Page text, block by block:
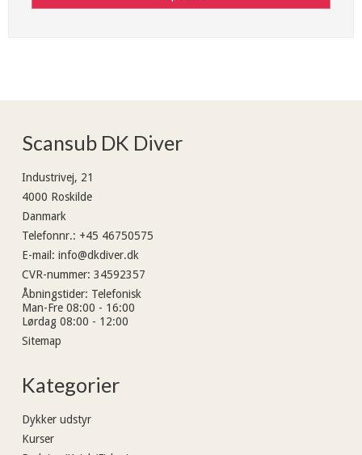
Scansub DK Diver
Industrivej, 21
4000 Roskilde
Danmark
Telefonnr.: +45 46750575
E-mail : info@dkdiver.dk
CVR-nummer: 34592357
Åbningstider: Telefonisk
Man-Fre 08:00 - 16:00
Lørdag 08:00 - 12:00
Sitemap
Kategorier
Dykker udstyr
Kurser